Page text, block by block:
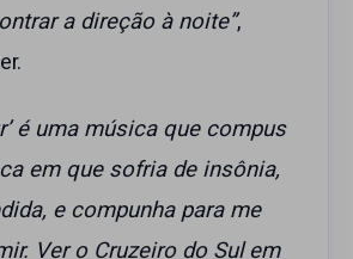
a direção à noite”,
é uma música que compus
em que sofria de insônia,
e compunha para me
Ver o Cruzeiro do Sul em